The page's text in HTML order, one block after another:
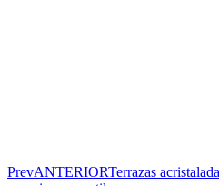
PrevANTERIORTerrazas